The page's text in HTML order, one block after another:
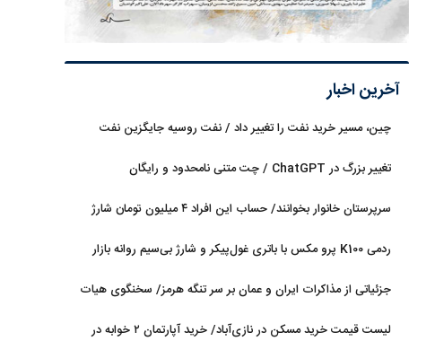
آخرین اخبار
چین، مسیر خرید نفت را تغییر داد / نفت روسیه جایگزین نفت
تغییر بزرگ در ChatGPT / چت متنی نامحدود و رایگان
سرپرستان خانوار بخوانند/ حساب این افراد ۴ میلیون تومان شارژ
ردمی K100 پرو مکس با باتری غول‌پیکر و شارژ بی‌سیم روانه بازار
جزئیاتی از مذاکرات ایران و عمان بر سر تنگه هرمز/ سخنگوی هیات
لیست قیمت خرید مسکن در نازی‌آباد/ خرید آپارتمان ۲ خوابه در